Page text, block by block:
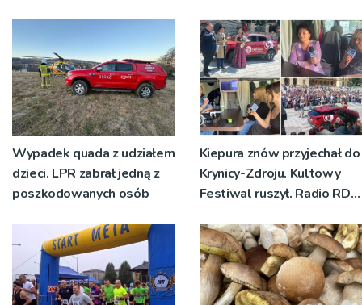
Wypadek quada z udziałem
dzieci. LPR zabrał jedną z
poszkodowanych osób
Kiepura znów przyjechał do
Krynicy-Zdroju. Kultowy
Festiwal ruszył. Radio RDN
żywo [ZDJĘCIA]